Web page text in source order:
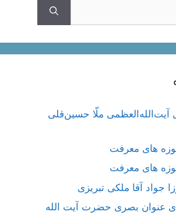
ملّا حسین‌قلی
های معرفت
های معرفت
جواد آقا ملکی تبریزی
عنوان بصری حضرت آیت الله